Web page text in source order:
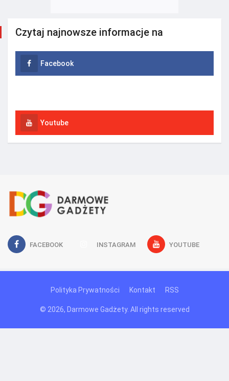
Czytaj najnowsze informacje na
Facebook
Youtube
FACEBOOK INSTAGRAM YOUTUBE
Polityka Prywatności Kontakt RSS
© 2026, Darmowe Gadżety. All rights reserved